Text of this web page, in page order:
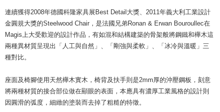
連續獲得2008年德國科隆家具展Best Detail大獎、2011年義大利工業設計
金圓規大獎的Steelwood Chair，是法國兄弟Ronan & Erwan Bouroullec在
Magis上大受歡迎的設計作品，有如混和結構建築的骨架般將鋼鐵和櫸木這
兩種異材質呈現出「人工與自然」、「剛強與柔軟」、「冰冷與溫暖」三
種對比。
座面及椅腳使用天然櫸木實木，椅背及扶手則是2mm厚的沖壓鋼板，刻意
將兩種材質的接合部位做在顯眼的表面，本應具有濃厚工業風格的設計則
因圓滑的弧度，細緻的塗裝而去掉了粗糙的特徵。